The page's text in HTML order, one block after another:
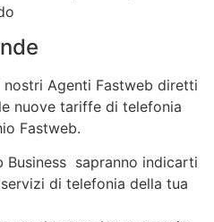
nostri Agenti Fastweb diretti
nuove tariffe di telefonia
Fastweb.
Business sapranno indicarti
di telefonia della tua